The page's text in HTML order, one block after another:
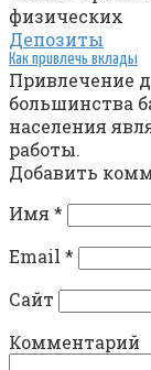
физических
Депозиты
Как привлечь вклады
Привлечение
большинства
населения
работы.
Добавить
Имя *
Email *
Сайт
Комментарий